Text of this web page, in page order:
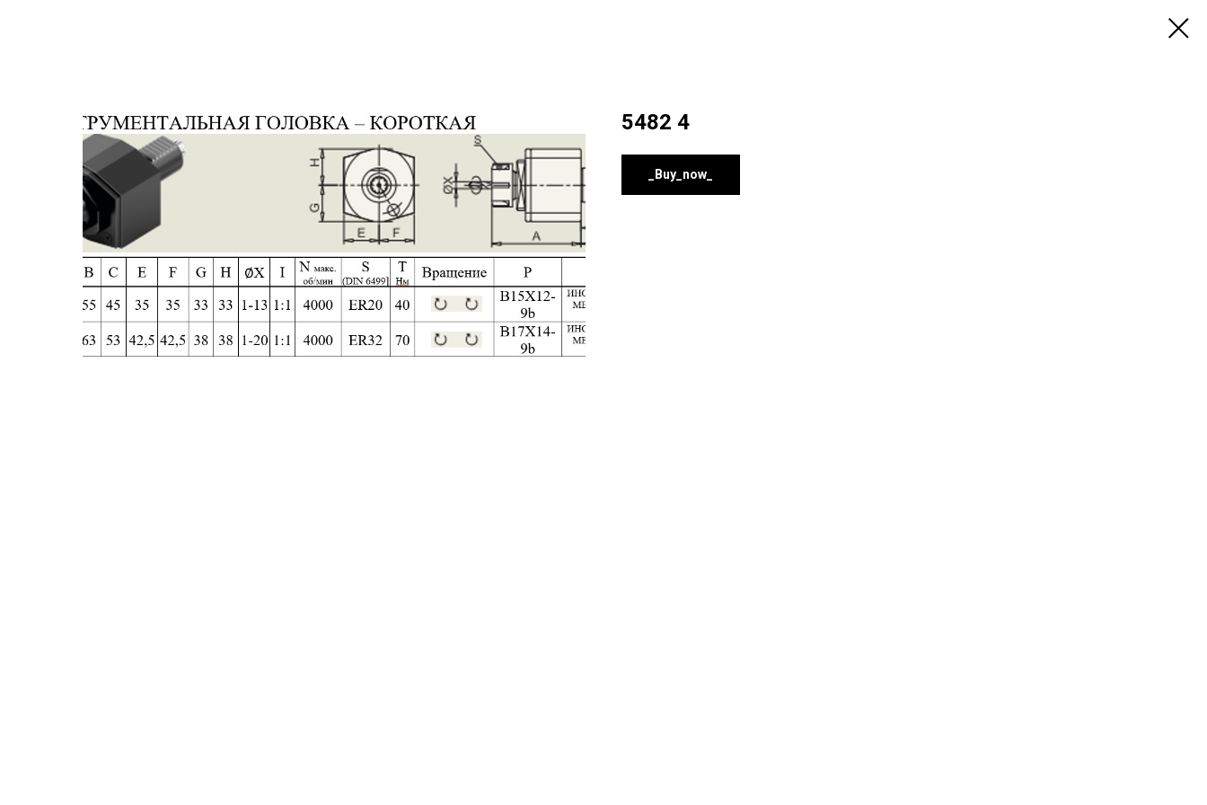
5482 4
_Buy_now_